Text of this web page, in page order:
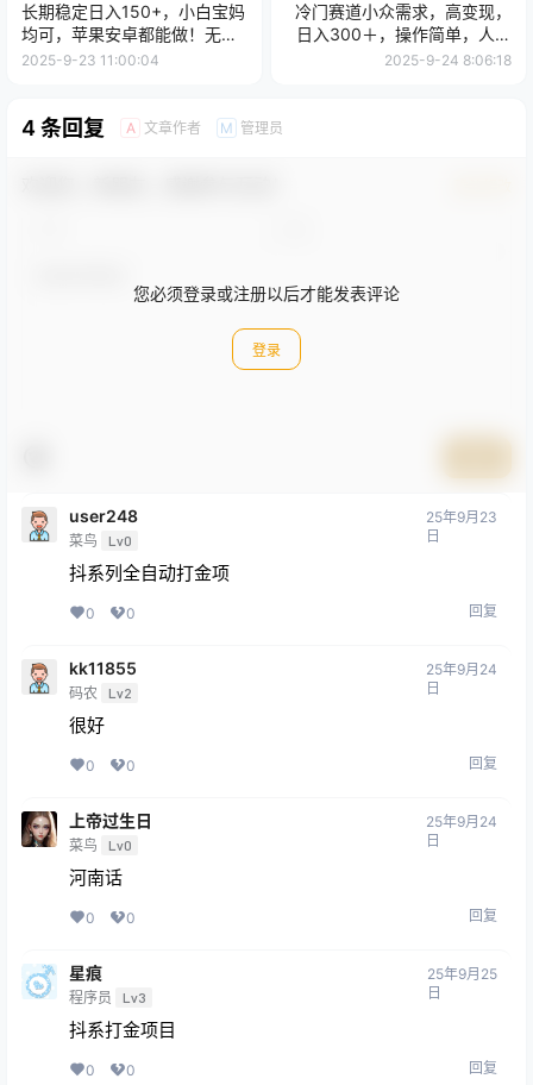
长期稳定日入150+，小白宝妈
均可，苹果安卓都能做！无技
术门槛
2025-9-23 11:00:04
冷门赛道小众需求，高变现，
日入300＋，操作简单，人人
可做
2025-9-24 8:06:18
4 条回复 A 文章作者 M 管理员
您必须登录或注册以后才能发表评论
登录
user248
菜鸟 Lv0
25年9月23
日
抖系列全自动打金项
0 0 回复
kk11855
码农 Lv2
25年9月24
日
很好
0 0 回复
上帝过生日
菜鸟 Lv0
25年9月24
日
河南话
0 0 回复
星痕
程序员 Lv3
25年9月25
日
抖系打金项目
0 0 回复